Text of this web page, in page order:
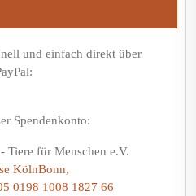
und einfach direkt über
Spendenkonto:
Tiere für Menschen e.V.
KölnBonn,
0198 1008 1827 66